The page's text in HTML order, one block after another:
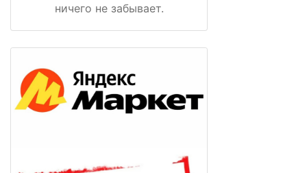
ничего не забывает.